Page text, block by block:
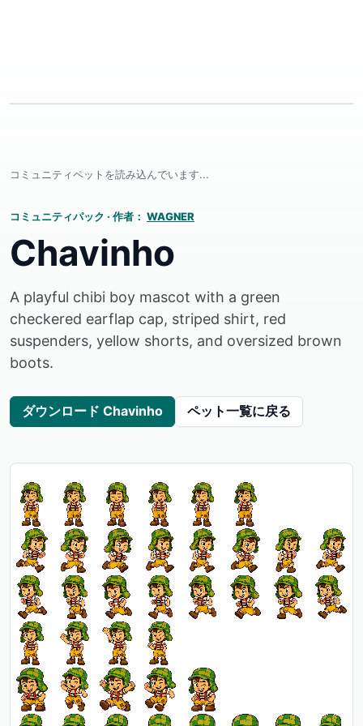
コミュニティペットを読み込んでいます...
コミュニティパック · 作者： WAGNER
Chavinho
A playful chibi boy mascot with a green
checkered earflap cap, striped shirt, red
suspenders, yellow shorts, and oversized brown
boots.
ダウンロード Chavinho ペット一覧に戻る